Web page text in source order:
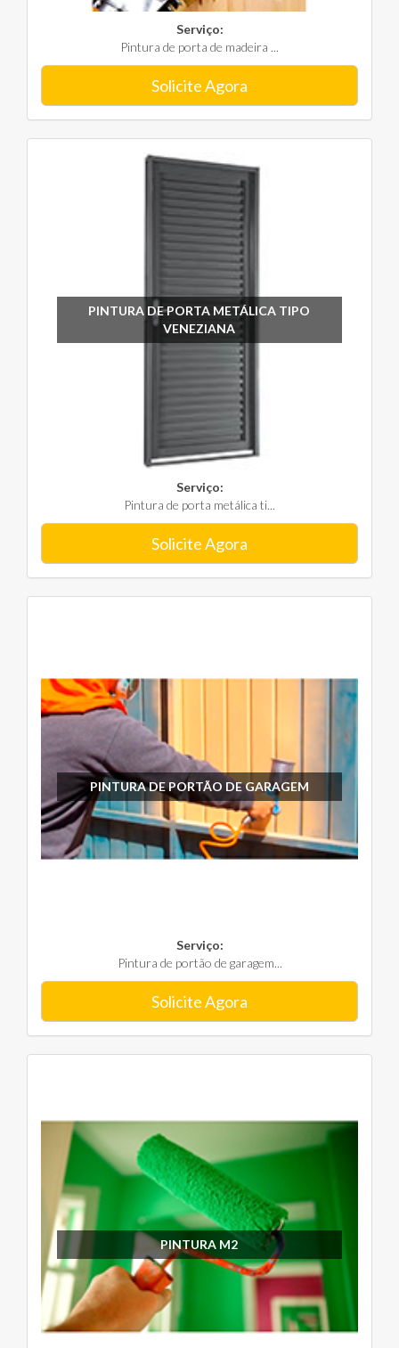
Serviço:
Pintura de porta de madeira ...
Solicite Agora
PINTURA DE PORTA METÁLICA TIPO
VENEZIANA
Serviço:
Pintura de porta metálica ti...
Solicite Agora
PINTURA DE PORTÃO DE GARAGEM
Serviço:
Pintura de portão de garagem...
Solicite Agora
PINTURA M2